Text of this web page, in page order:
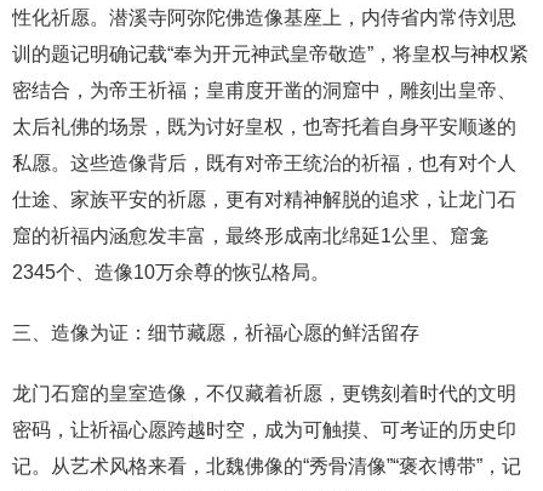
性化祈愿。潜溪寺阿弥陀佛造像基座上，内侍省内常侍刘思
训的题记明确记载“奉为开元神武皇帝敬造”，将皇权与神权紧
密结合，为帝王祈福；皇甫度开凿的洞窟中，雕刻出皇帝、
太后礼佛的场景，既为讨好皇权，也寄托着自身平安顺遂的
私愿。这些造像背后，既有对帝王统治的祈福，也有对个人
仕途、家族平安的祈愿，更有对精神解脱的追求，让龙门石
窟的祈福内涵愈发丰富，最终形成南北绵延1公里、窟龛
2345个、造像10万余尊的恢弘格局。
三、造像为证：细节藏愿，祈福心愿的鲜活留存
龙门石窟的皇室造像，不仅藏着祈愿，更镌刻着时代的文明
密码，让祈福心愿跨越时空，成为可触摸、可考证的历史印
记。从艺术风格来看，北魏佛像的“秀骨清像”“褒衣博带”，记